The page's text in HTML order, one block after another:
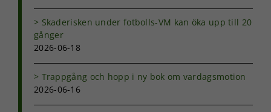
Skaderisken under fotbolls-VM kan öka upp till 20
gånger
2026-06-18
Trappgång och hopp i ny bok om vardagsmotion
2026-06-16